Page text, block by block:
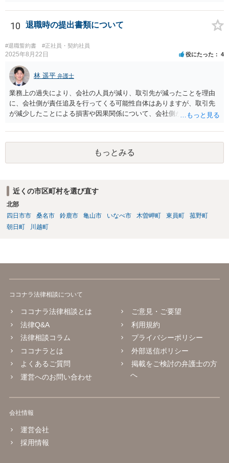
の自由及び顧客の選択の自由を奪うものであるから、全てを有効と解
トでのやりとりだけでは、正確な回答が難しい案件です。本件は、法
的に正確に分析すべき事案です。素人判断は大いに危険です。 法的責
任をきちんと追及されたい場合には、労働法にかなり詳しく、上記に
関係した法理等にも通じた弁護士等に相談し、法的に正確に分析して
もらい、今後の対応を検討するべきです。弁護士への直接相談が良い
と思います。なぜならば、法的にきちんと解明するために、良い知恵
を得るには必要だからです。良い解決になりますよう祈念しておりま
す。納得のいかないことは徹底的に解明しましょう！ 頑張って下さ
10 退職時の提出書類について
#退職誓約書 #正社員・契約社員
2025年8月22日 役にたった 4
林 遥平 弁護士
業務上の過失により、会社の人員が減り、取引先が減ったことを理由
に、会社側が責任追及を行ってくる可能性自体はありますが、取引先
が減少したことによる損害や因果関係について、会社側が立証する義
高いです。 誓約書に、「何かあれば損害賠償をします」という文言が
あると、賠償責任についての会社側の立証のハードルは下がるので、
署名すべきではないということになります。
もっとみる
近くの市区町村を選び直す
北部
四日市市
桑名市 鈴鹿市 亀山市 いなべ市 木曽岬町 東員町
菰野町
朝日町
川越町
ココナラ法律相談について
ココナラ法律相談とは
法律Q&A
法律相談コラム
ココナラとは
よくあるご質問
運営へのお問い合わせ
ご意見・ご要望
利用規約
プライバシーポリシー
外部送信ポリシー
掲載をご検討の弁護士の方
へ
会社情報
運営会社
採用情報